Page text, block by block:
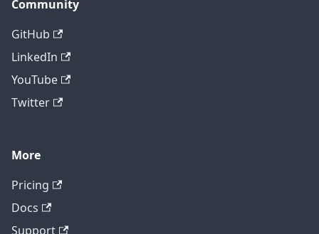
Community
GitHub
LinkedIn
YouTube
Twitter
More
Pricing
Docs
Support